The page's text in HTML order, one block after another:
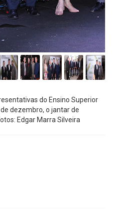
do Ensino Superior
dezembro, o jantar de
Edgar Marra Silveira